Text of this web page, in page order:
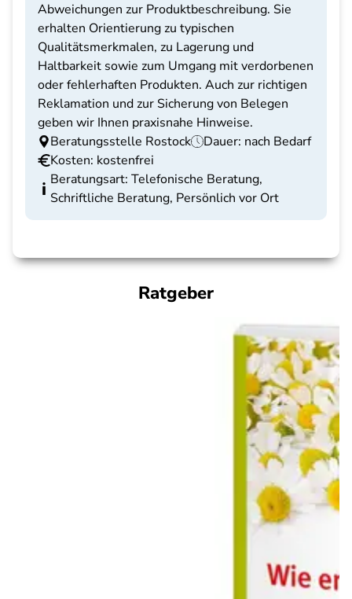
Abweichungen zur Produktbeschreibung. Sie
erhalten Orientierung zu typischen
Qualitätsmerkmalen, zu Lagerung und
Haltbarkeit sowie zum Umgang mit verdorbenen
oder fehlerhaften Produkten. Auch zur richtigen
Reklamation und zur Sicherung von Belegen
geben wir Ihnen praxisnahe Hinweise.
Beratungsstelle Rostock
Dauer: nach Bedarf
Kosten: kostenfrei
Beratungsart: Telefonische Beratung,
Schriftliche Beratung, Persönlich vor Ort
Ratgeber